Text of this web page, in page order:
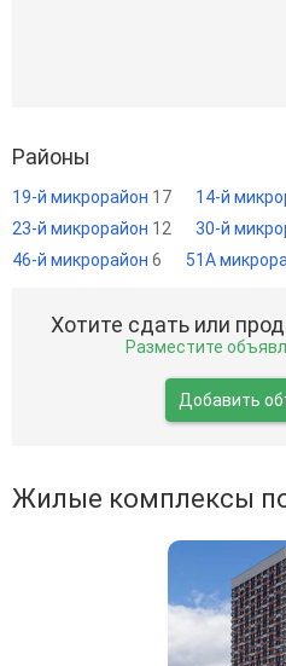
Районы
19-й микрорайон 17 14-й
23-й микрорайон 12 30-й
46-й микрорайон 6 51А
Хотите сдать или
Разместите
Добавить
Жилые комплексы